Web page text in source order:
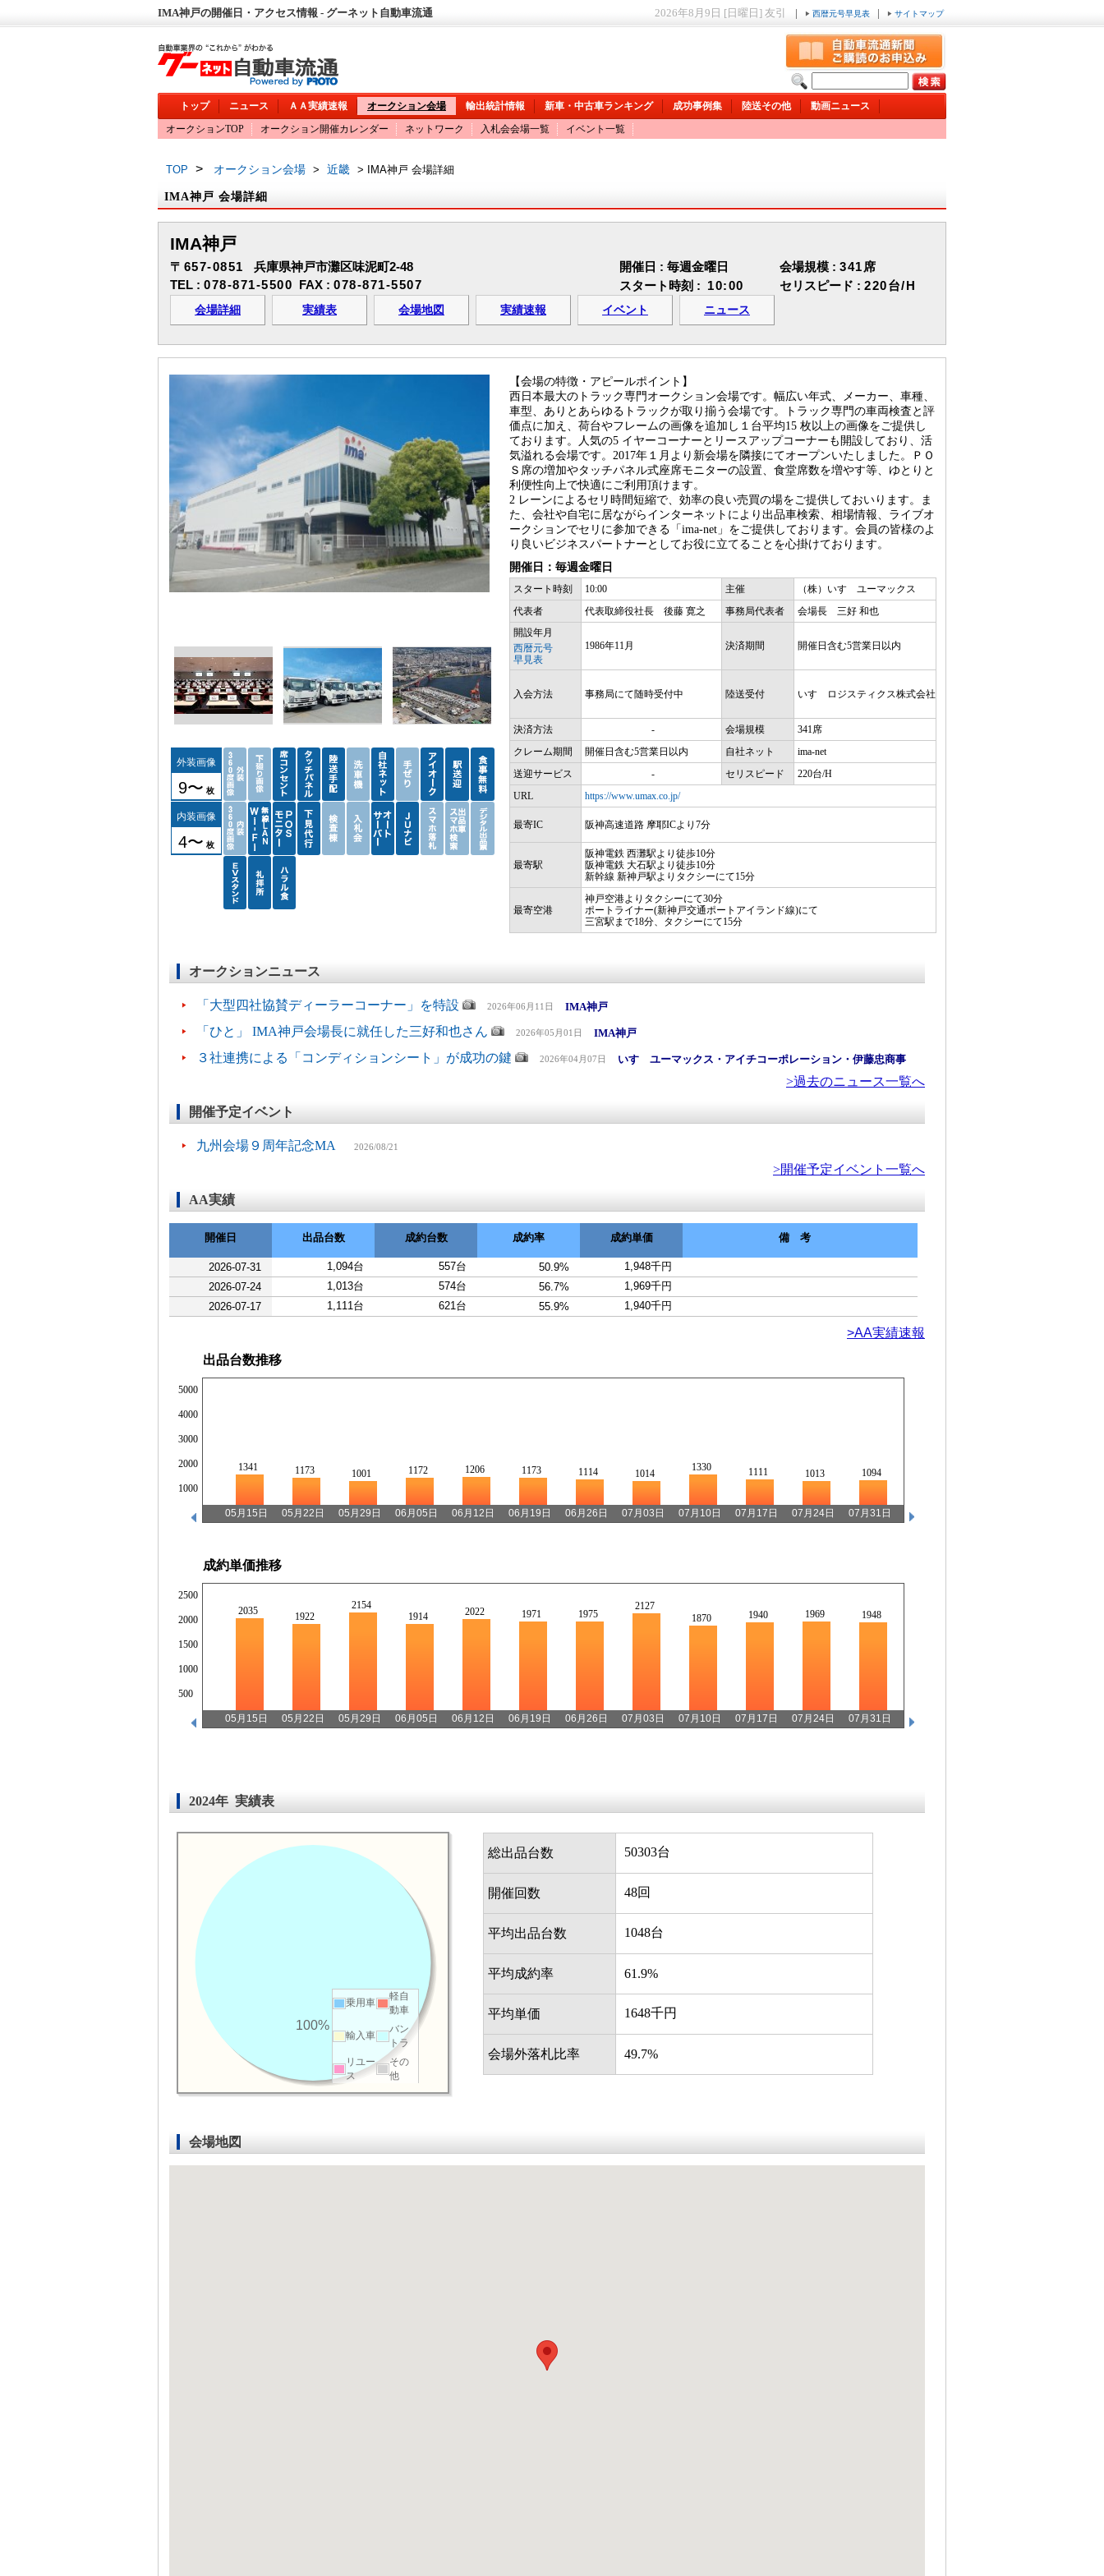
IMA神戸の開催日・アクセス情報 - グーネット自動車流通 2026年8月9日 [日曜日] 友引 西暦元号早見表 サイトマップ
トップ ニュース ＡＡ実績速報 オークション会場 輸出統計情報 新車・中古車ランキング 成功事例集 陸送その他
動画ニュース
オークションTOP
オークション開催カレンダー ネットワーク 入札会会場一覧 イベント一覧
TOP > オークション会場 > 近畿 > IMA神戸 会場詳細
IMA神戸 会場詳細
IMA神戸
〒657-0851 兵庫県神戸市灘区味泥町2-48
TEL : 078-871-5500 FAX :078-871-5507
開催日 : 毎週金曜日
スタート時刻 : 10:00
会場規模 : 341席
セリスピード : 220台/H
会場詳細 実績表 会場地図 実績速報 イベント ニュース
外装画像
9〜 枚
内装画像
4〜 枚
【会場の特徴・アピールポイント】
西日本最大のトラック専門オークション会場です。幅広い年式、メーカー、車種、
車型、ありとあらゆるトラックが取り揃う会場です。トラック専門の車両検査と評
価点に加え、荷台やフレームの画像を追加し１台平均15 枚以上の画像をご提供し
ております。人気の5 イヤーコーナーとリースアップコーナーも開設しており、活
気溢れる会場です。2017年１月より新会場を隣接にてオープンいたしました。ＰＯ
Ｓ席の増加やタッチパネル式座席モニターの設置、食堂席数を増やす等、ゆとりと
利便性向上で快適にご利用頂けます。
2 レーンによるセリ時間短縮で、効率の良い売買の場をご提供しておいります。ま
た、会社や自宅に居ながらインターネットにより出品車検索、相場情報、ライブオ
ークションでセリに参加できる「ima-net」をご提供しております。会員の皆様のよ
り良いビジネスパートナーとしてお役に立てることを心掛けております。
開催日：毎週金曜日
スタート時刻 10:00 主催
（株）いすゞユーマックス
代表者
代表取締役社長 後藤 寛之 事務局代表者
会場長 三好 和也
開設年月
西暦元号
早見表
1986年11月 決済期間 開催日含む5営業日以内
入会方法 事務局にて随時受付中 陸送受付 いすゞロジスティクス株式会社
決済方法 - 会場規模
341席
クレーム期間
開催日含む5営業日以内 自社ネット
ima-net
送迎サービス
- セリスピード
220台/H
URL
https://www.umax.co.jp/
最寄IC 阪神高速道路 摩耶ICより7分
最寄駅
阪神電鉄 西灘駅より徒歩10分
阪神電鉄 大石駅より徒歩10分
新幹線 新神戸駅よりタクシーにて15分
最寄空港
神戸空港よりタクシーにて30分
ポートライナー(新神戸交通ポートアイランド線)にて
三宮駅まで18分、タクシーにて15分
オークションニュース
「大型四社協賛ディーラーコーナー」を特設 2026年06月11日 IMA神戸
「ひと」 IMA神戸会場長に就任した三好和也さん 2026年05月01日 IMA神戸
３社連携による「コンディションシート」が成功の鍵 2026年04月07日 いすゞユーマックス・アイチコーポレーション・伊藤忠商事
>過去のニュース一覧へ
開催予定イベント
九州会場９周年記念MA 2026/08/21
>開催予定イベント一覧へ
AA実績
開催日 出品台数 成約台数 成約率 成約単価 備考
2026-07-31 1,094台 557台 50.9%
1,948千円
2026-07-24
1,013台 574台 56.7%
1,969千円
2026-07-17
1,111台 621台 55.9% 1,940千円
>AA実績速報
出品台数推移
5000
4000
3000
2000
1000
1094
1013
1111
1330
1014
1114
1173
1206
1172
1001
1173
1341
07月31日
07月24日
07月17日
07月10日
07月03日
06月26日
06月19日
06月12日
06月05日
05月29日
05月22日
05月15日
成約単価推移
2500
2000
1500
1000
500
1948
1969
1940
1870
2127
1975
1971
2022
1914
2154
1922
2035
07月31日
07月24日
07月17日
07月10日
07月03日
06月26日
06月19日
06月12日
06月05日
05月29日
05月22日
05月15日
2024年 実績表
乗用車
軽自
動車
輸入車
バン
トラ
リユー
ス
その
他
100%
総出品台数 50303台
開催回数 48回
平均出品台数 1048台
平均成約率 61.9%
平均単価 1648千円
会場外落札比率 49.7%
会場地図